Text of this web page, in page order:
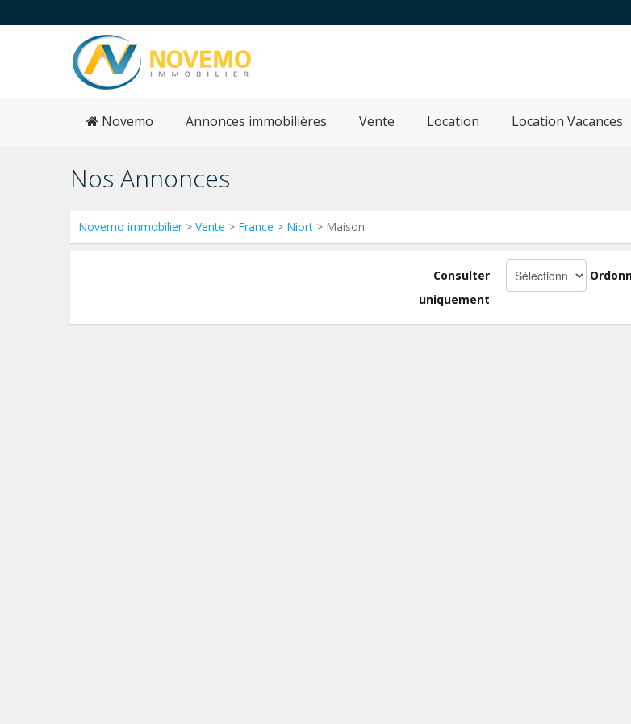
Novemo Annonces immobilières Vente Location Location Vacances
Nos Annonces
Novemo immobilier> Vente > France > Niort > Maison
Consulter
uniquement